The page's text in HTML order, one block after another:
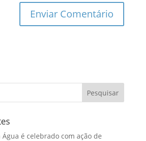
é celebrado com ação de